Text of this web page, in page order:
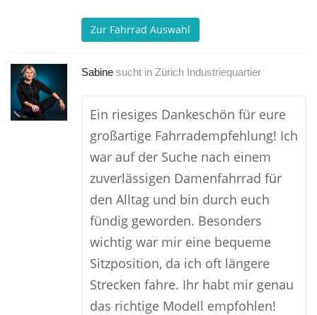
Zur Fahrrad Auswahl
Sabine sucht in Zürich Industriequartier
Ein riesiges Dankeschön für eure
großartige Fahrradempfehlung! Ich
war auf der Suche nach einem
zuverlässigen Damenfahrrad für
den Alltag und bin durch euch
fündig geworden. Besonders
wichtig war mir eine bequeme
Sitzposition, da ich oft längere
Strecken fahre. Ihr habt mir genau
das richtige Modell empfohlen!